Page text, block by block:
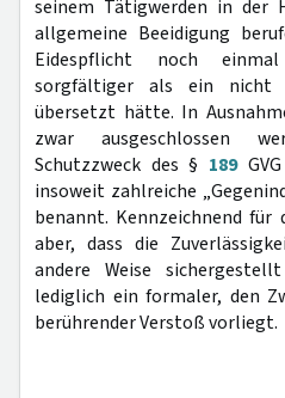
seinem Tätigwerden in der
allgemeine Beeidigung
Eidespflicht noch
sorgfältiger als ein nicht
übersetzt hätte. In
zwar ausgeschlossen
Schutzzweck des § 189
insoweit zahlreiche
benannt. Kennzeichnend
aber, dass die
andere Weise
lediglich ein formaler, den
berührender Verstoß vorliegt.